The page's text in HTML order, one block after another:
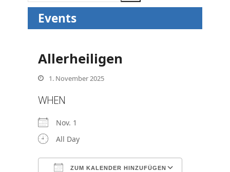
Events
Allerheiligen
1. November 2025
WHEN
Nov. 1
All Day
ZUM KALENDER HINZUFÜGEN